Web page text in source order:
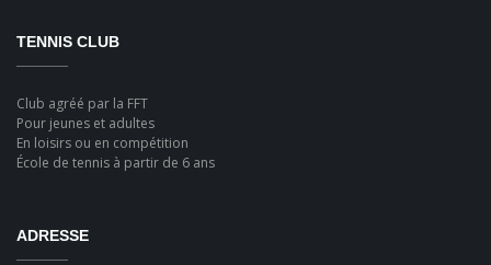
TENNIS CLUB
Club agréé par la FFT
Pour jeunes et adultes
En loisirs ou en compétition
École de tennis à partir de 6 ans
ADRESSE